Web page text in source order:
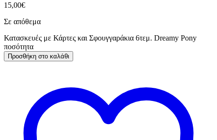
15,00€
Σε απόθεμα
Κατασκευές με Κάρτες και Σφουγγαράκια 6τεμ. Dreamy Pony
ποσότητα
Προσθήκη στο καλάθι